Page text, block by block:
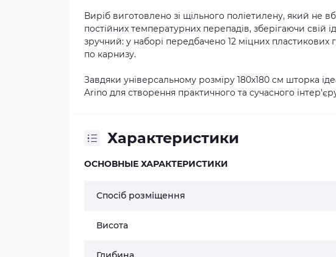
Виріб виготовлено зі щільного поліетилену, який не
постійних температурних перепадів, зберігаючи
зручний: у наборі передбачено 12 міцних пластикових
по карнизу.
Завдяки універсальному розміру 180х180 см шторка
Arino для створення практичного та сучасного
Характеристики
ОСНОВНЫЕ ХАРАКТЕРИСТИКИ
Спосіб розміщення
Висота